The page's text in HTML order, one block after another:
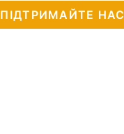
ПІДТРИМАЙТЕ НАС